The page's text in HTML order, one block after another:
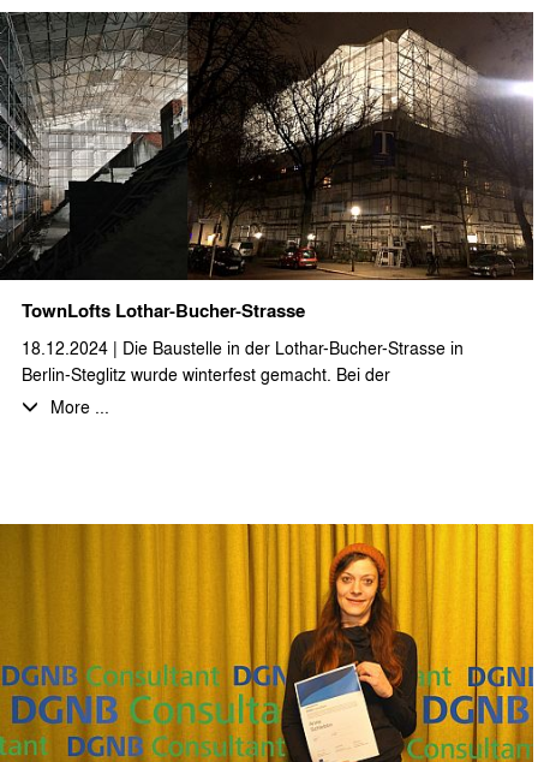
Gebäudetypologien entwickelt, welche sich gut in die
bestehende Bebauung einfügen. So entsteht ein
straßenbegleitendes, viergeschossiges Torhaus entlang der
Berliner Straße 41-42 sowie ein dreigeschossiges und ein
zweigeschossiges Wohngebäude im vorderen
Grundstücksbereich. Dieser Bauteil ist vollständig mit einer
Tiefgarage unterbaut. Im rückwärtigen Grundstücksbereich bis
hin zum Parkgraben entstehen zusätzlich 11 Doppelhäuser.
TownLofts Lothar-Bucher-Strasse
18.12.2024 | Die Baustelle in der Lothar-Bucher-Strasse in
Berlin-Steglitz wurde winterfest gemacht. Bei der
zweigeschossigen Dachgeschossaufstockung bzw. -neubau
und interessierten Nachbarn eingeweiht. Wir bedanken uns bei
unseren Auftraggebern herzlich für die Einladung und wünschen
allen erholsame Feiertage und einen guten Rutsch ins neue
More ...